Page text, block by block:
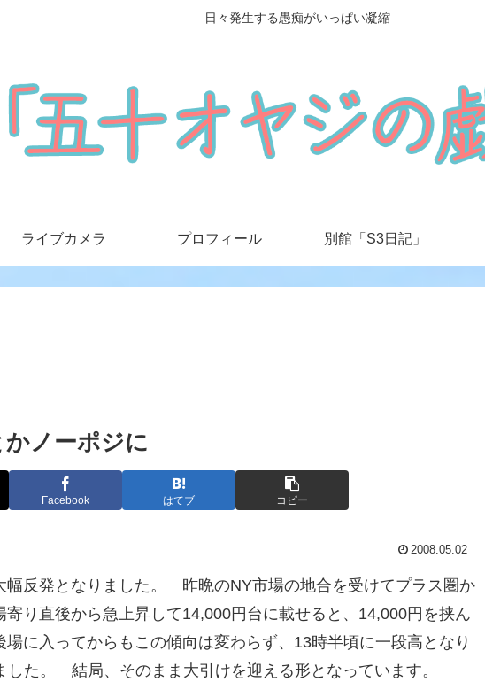
日々発生する愚痴がいっぱい凝縮
ライブカメラ プロフィール 別館「S3日記」
ノーポジに
Facebook はてブ コピー
2008.05.02
幅反発となりました。 昨晩のNY市場の地合を受けてプラス圏か
り直後から急上昇して14,000円台に載せると、14,000円を挟ん
に入ってからもこの傾向は変わらず、13時半頃に一段高となり
した。 結局、そのまま大引けを迎える形となっています。